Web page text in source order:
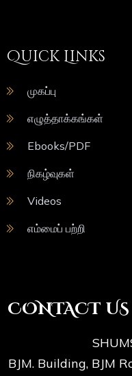
Quick Links
முகப்பு
எழுத்தாக்கங்கள்
Ebooks/PDF
நிகழ்வுகள்
Videos
எம்மைப் பற்றி
CONTACT US
BJM. Building, BJM